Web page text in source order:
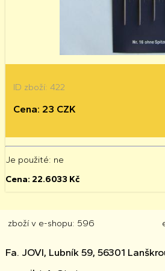
ID zboží: 422
Cena: 23 CZK
Je použité: ne
Cena: 22.6033 Kč
zboží v e-shopu: 596
Fa. JOVI, Lubník 59, 56301